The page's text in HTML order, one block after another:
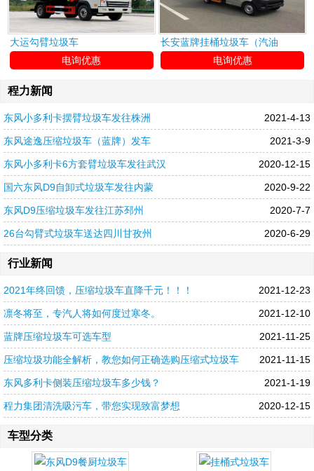
大运勾臂垃圾车
电询优惠
长安蓝牌挂桶垃圾车（汽油
电询优惠
程力新闻
2021-4-13
东风小多利卡摆臂垃圾车发往株洲
2021-3-9
东风途逸压缩垃圾车（蓝牌）发车
2020-12-15
东风小多利卡6方套臂垃圾车发往武汉
2020-9-22
国六东风D9自卸式垃圾车发往内蒙
2020-7-7
东风D9压缩垃圾车发往江苏邳州
2020-6-29
26台勾臂式垃圾车送达四川甘孜州
行业新闻
2021-12-23
2021年终回馈，压缩垃圾车直降千元！！！
2021-12-10
凛冬将至，专汽人将如何度过寒冬。
2021-11-25
蓝牌压缩垃圾车可选车型
2021-11-15
压缩垃圾功能全解析，教您如何正确选购压缩式垃圾车
2021-1-19
东风多利卡侧装压缩垃圾车多少钱？
2020-12-15
程力集团清洗吸污车，带您实现致富梦想
车型分类